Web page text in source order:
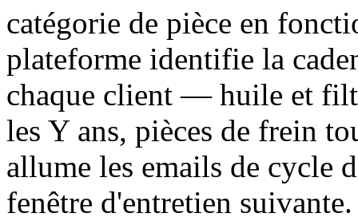
catégorie de pièce en
plateforme identifie la
chaque client — huile et
les Y ans, pièces de frein
allume les emails de cycle
fenêtre d'entretien suivante.